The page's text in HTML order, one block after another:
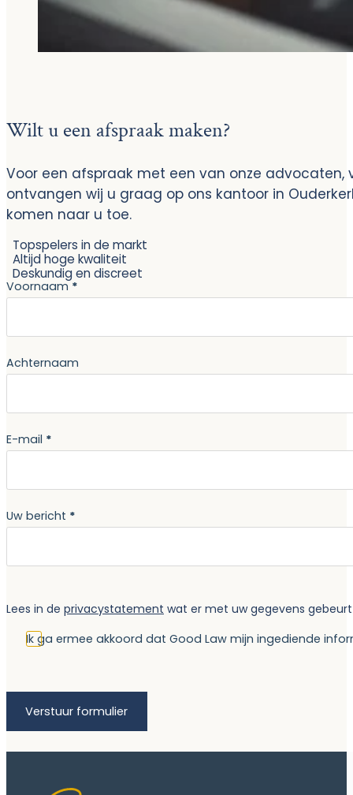
Wilt u een afspraak maken?
Voor een afspraak met een van onze advocaten,
ontvangen wij u graag op ons kantoor in
komen naar u toe.
Topspelers in de markt
Altijd hoge kwaliteit
Deskundig en discreet
Section
Voornaam *
Achternaam
E-mail *
Uw bericht *
Lees in de privacystatement wat er met uw gegevens
Ik ga ermee akkoord dat Good Law mijn ingediende
Verstuur formulier